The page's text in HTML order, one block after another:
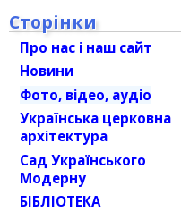
Сторінки
Про нас і наш сайт
Новини
Фото, відео, аудіо
Українська церковна
архітектура
Сад Українського
Модерну
БІБЛІОТЕКА